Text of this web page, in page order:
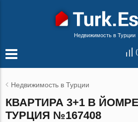
Недвижимость в Турции
(
Недвижимость в Турции
КВАРТИРА 3+1 В
ТУРЦИЯ №167408